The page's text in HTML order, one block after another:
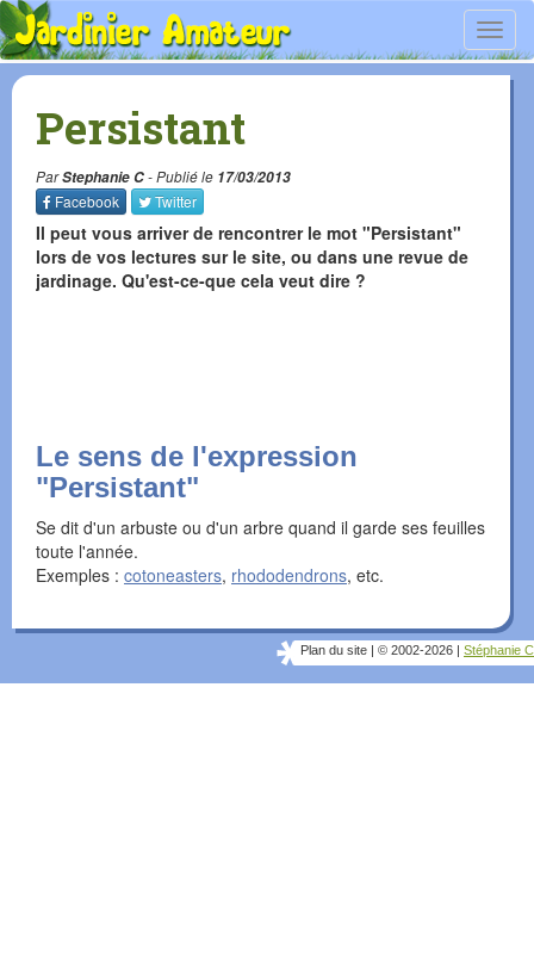
Persistant
ParStephanie C- Publié le 17/03/2013
Facebook
Twitter
Il peut vous arriver de rencontrer le mot "Persistant"
lors de vos lectures sur le site, ou dans une revue de
jardinage. Qu'est-ce-que cela veut dire ?
Le sens de l'expression
"Persistant"
Se dit d'un arbuste ou d'un arbre quand il garde ses feuilles
toute l'année.
Exemples : cotoneasters, rhododendrons, etc.
Plan du site © 2002-2026 Stéphanie C